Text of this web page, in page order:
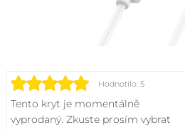
Hodnotilo: 5
Tento kryt je momentálně
vyprodaný. Zkuste prosím vybrat